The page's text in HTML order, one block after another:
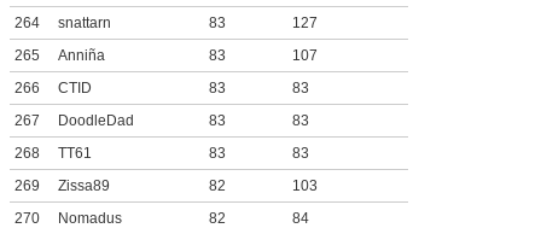
264
snattarn 83
127
265
Anniña 83
107
266
CTID 83
83
267
DoodleDad 83
83
268
TT61 83
83
269
Zissa89 82
103
270
Nomadus 82
84